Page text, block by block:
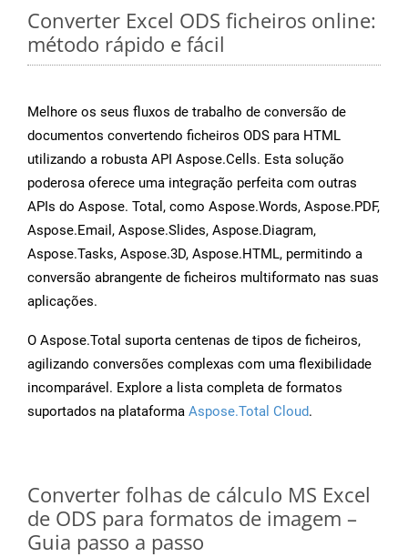
Converter Excel ODS ficheiros online:
método rápido e fácil
Melhore os seus fluxos de trabalho de conversão de
documentos convertendo ficheiros ODS para HTML
utilizando a robusta API Aspose.Cells. Esta solução
poderosa oferece uma integração perfeita com outras
APIs do Aspose. Total, como Aspose.Words, Aspose.PDF,
Aspose.Email, Aspose.Slides, Aspose.Diagram,
Aspose.Tasks, Aspose.3D, Aspose.HTML, permitindo a
conversão abrangente de ficheiros multiformato nas suas
aplicações.
O Aspose.Total suporta centenas de tipos de ficheiros,
agilizando conversões complexas com uma flexibilidade
incomparável. Explore a lista completa de formatos
suportados na plataforma Aspose.Total Cloud.
Converter folhas de cálculo MS Excel
de ODS para formatos de imagem –
Guia passo a passo